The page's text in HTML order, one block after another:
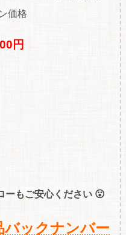
価格
円
ーもご安心ください 😮
ックナンバー